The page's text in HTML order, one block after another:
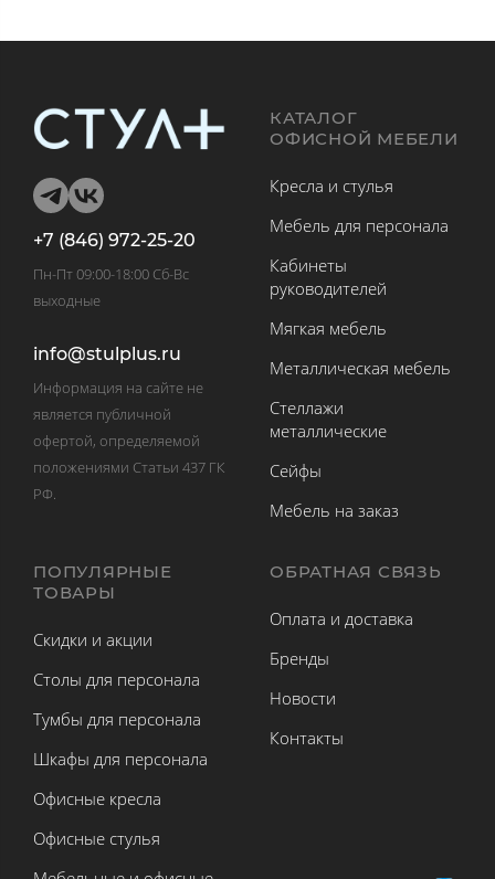
+7 (846) 972-25-20
Пн-Пт 09:00-18:00 Сб-Вс
выходные
info@stulplus.ru
Информация на сайте не
является публичной
офертой, определяемой
положениями Статьи 437 ГК
РФ.
КАТАЛОГ
ОФИСНОЙ МЕБЕЛИ
Кресла и стулья
Мебель для персонала
Кабинеты
руководителей
Мягкая мебель
Металлическая мебель
Стеллажи
металлические
Сейфы
Мебель на заказ
ПОПУЛЯРНЫЕ
ТОВАРЫ
Скидки и акции
Столы для персонала
Тумбы для персонала
Шкафы для персонала
Офисные кресла
Офисные стулья
ОБРАТНАЯ СВЯЗЬ
Оплата и доставка
Бренды
Новости
Контакты